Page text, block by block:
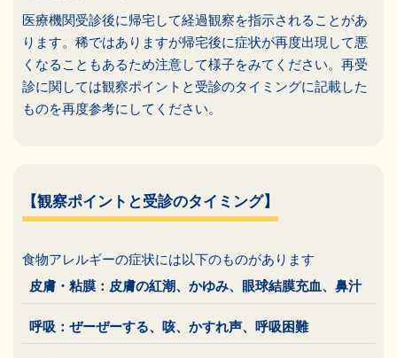
医療機関受診後に帰宅して経過観察を指示されることがあ
ります。稀ではありますが帰宅後に症状が再度出現して悪
くなることもあるため注意して様子をみてください。再受
診に関しては観察ポイントと受診のタイミングに記載した
ものを再度参考にしてください。
【観察ポイントと受診のタイミング】
食物アレルギーの症状には以下のものがあります
皮膚・粘膜：皮膚の紅潮、かゆみ、眼球結膜充血、鼻汁
呼吸：ぜーぜーする、咳、かすれ声、呼吸困難